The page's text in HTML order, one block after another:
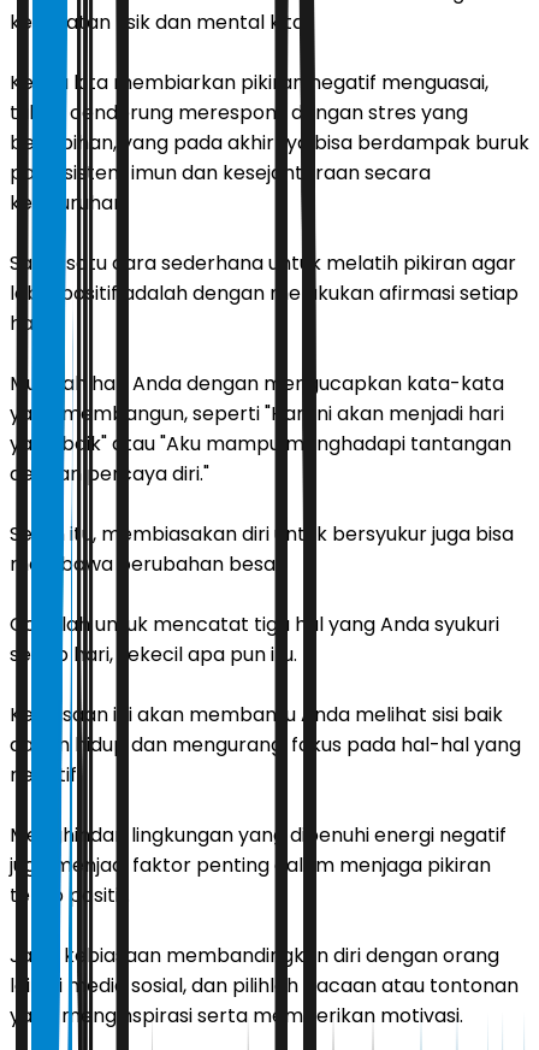
kesehatan fisik dan mental kita.
Ketika kita membiarkan pikiran negatif menguasai,
tubuh cenderung merespons dengan stres yang
berlebihan, yang pada akhirnya bisa berdampak buruk
pada sistem imun dan kesejahteraan secara
keseluruhan.
Salah satu cara sederhana untuk melatih pikiran agar
lebih positif adalah dengan melakukan afirmasi setiap
hari.
Mulailah hari Anda dengan mengucapkan kata-kata
yang membangun, seperti "Hari ini akan menjadi hari
yang baik" atau "Aku mampu menghadapi tantangan
dengan percaya diri."
Selain itu, membiasakan diri untuk bersyukur juga bisa
membawa perubahan besar.
Cobalah untuk mencatat tiga hal yang Anda syukuri
setiap hari, sekecil apa pun itu.
Kebiasaan ini akan membantu Anda melihat sisi baik
dalam hidup dan mengurangi fokus pada hal-hal yang
negatif.
Menghindari lingkungan yang dipenuhi energi negatif
juga menjadi faktor penting dalam menjaga pikiran
tetap positif.
Jauhi kebiasaan membandingkan diri dengan orang
lain di media sosial, dan pilihlah bacaan atau tontonan
yang menginspirasi serta memberikan motivasi.